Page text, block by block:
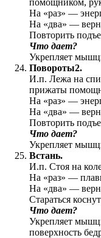
На «раз» —
На «два» —
Повторить
Что дает?
Укрепляет
Повороты2.
И.п. Лежа на
прижаты
На «раз» —
На «два» —
Повторить
Что дает?
Укрепляет
Встань.
И.п. Стоя на
На «раз» —
На «два» —
Стараться
Что дает?
Укрепляет
поверхность